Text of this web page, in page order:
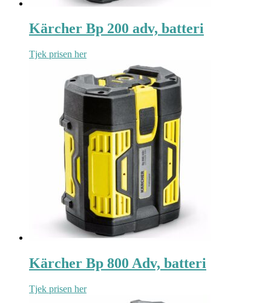
Kärcher Bp 200 adv, batteri
Tjek prisen her
Kärcher Bp 800 Adv, batteri
Tjek prisen her